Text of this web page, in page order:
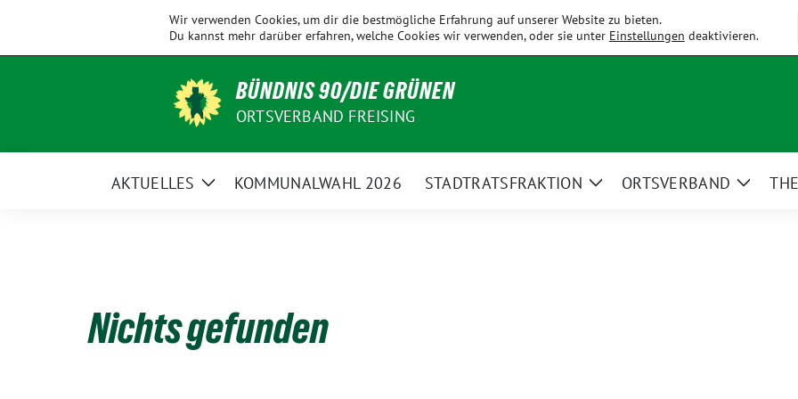
Inhalt
Allershausen Ampertal Eching Fahrenzhausen Hallbergmoos Holledau
BÜNDNIS 90/DIE GRÜNEN
ORTSVERBAND FREISING
AKTUELLES
ZeigeKOMMUNALWAHL 2026 STADTRATSFRAKTION
ZeigeORTSVERBAND
Zeige
Nichts gefunden
Wir verwenden Cookies, um dir die bestmögliche Erfahrung auf unserer Website zu bieten.
Du kannst mehr darüber erfahren, welche Cookies wir verwenden, oder sie unter Einstellungen deaktivieren.